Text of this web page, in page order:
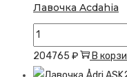
со
столом
Riy
Лавочка Acdahia
Количество
товара
Лавочка
204765 ₽ В